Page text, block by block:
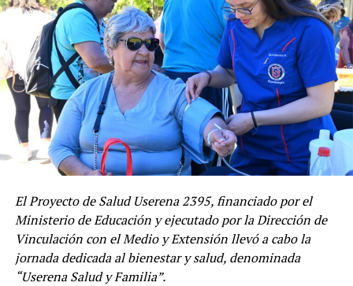
El Proyecto de Salud Userena 2395, financiado por el
Ministerio de Educación y ejecutado por la Dirección de
Vinculación con el Medio y Extensión llevó a cabo la
jornada dedicada al bienestar y salud, denominada
“Userena Salud y Familia”.